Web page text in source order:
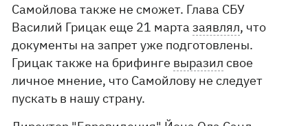
Самойлова также не сможет. Глава СБУ
Василий Грицак еще 21 мартазаявлял, что
документы на запрет уже подготовлены.
Грицак также на брифинге выразил свое
личное мнение, что Самойлову не следует
пускать в нашу страну.